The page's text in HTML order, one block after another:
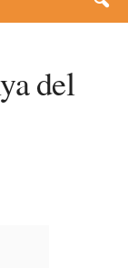
del